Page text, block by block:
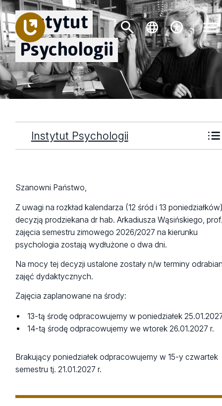
Instytut
Psychologii
Instytut Psychologii
Szanowni Państwo,
Z uwagi na rozkład kalendarza (12 śród i 13
decyzją prodziekana dr hab. Arkadiusza Wąsińskiego,
zajęcia semestru zimowego 2026/2027 na kierunku
psychologia zostają wydłużone o dwa dni.
Na mocy tej decyzji ustalone zostały n/w terminy
zajęć dydaktycznych.
Zajęcia zaplanowane na środy:
13-tą środę odpracowujemy w poniedziałek
14-tą środę odpracowujemy we wtorek 26.01.2027 r.
Brakujący poniedziałek odpracowujemy w 15-y czwartek
semestru tj. 21.01.2027 r.